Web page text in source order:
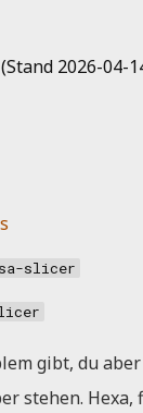
(Stand 2026-04-
slicer
gibt, du
stehen. Hexa,